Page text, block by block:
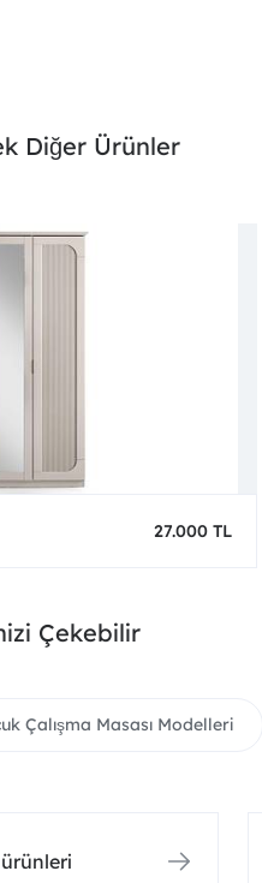
Diğer Ürünler
27.000 TL
Çekebilir
Çalışma Masası Modelleri